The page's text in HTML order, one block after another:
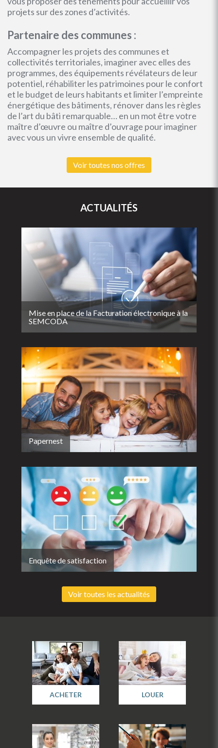
projets sur des zones d’activités.
Partenaire des communes :
Accompagner les projets des communes et
collectivités territoriales, imaginer avec elles des
programmes, des équipements révélateurs de leur
potentiel, réhabiliter les patrimoines pour le confort
et le budget de leurs habitants et limiter l’empreinte
énergétique des bâtiments, rénover dans les règles
de l’art du bâti remarquable… en un mot être votre
maître d’œuvre ou maître d’ouvrage pour imaginer
avec vous un vivre ensemble de qualité.
Voir toutes nos offres
ACTUALITÉS
Mise en place de la Facturation électronique à la
SEMCODA
Papernest
Enquête de satisfaction
Voir toutes les actualités
ACHETER LOUER